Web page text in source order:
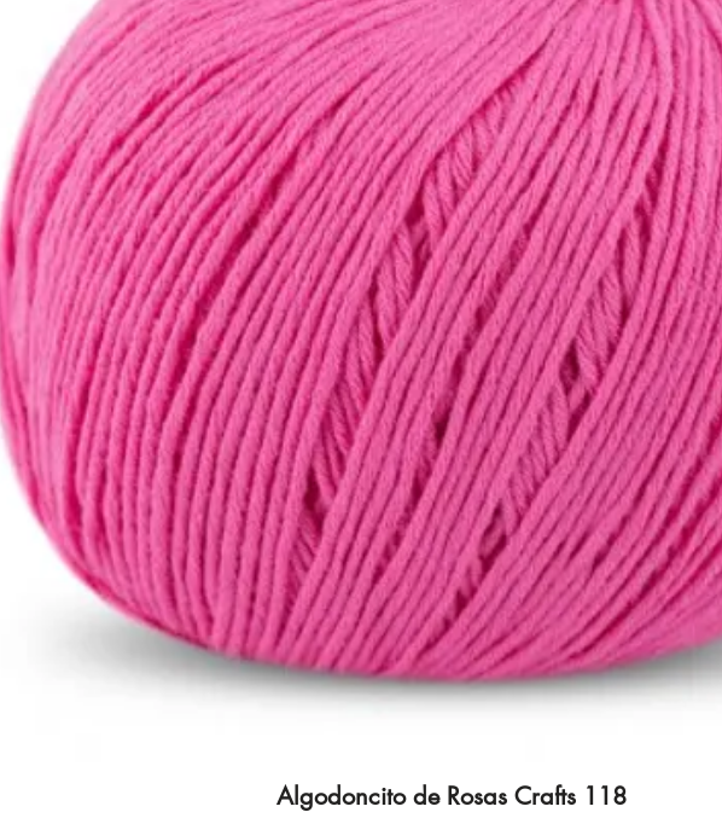
Vista rápida
Algodoncito de Rosas Crafts 118